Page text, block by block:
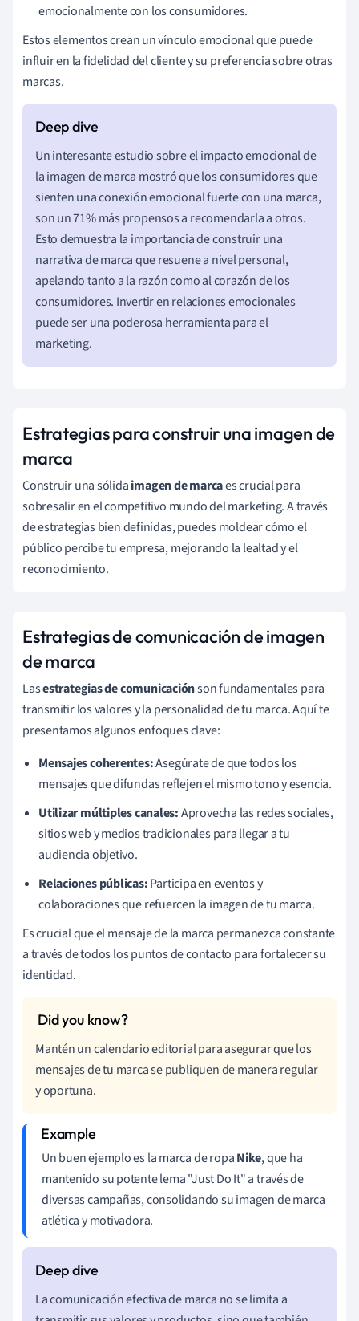
emocionalmente con los consumidores.
Estos elementos crean un vínculo emocional que puede
influir en la fidelidad del cliente y su preferencia sobre otras
marcas.
Un interesante estudio sobre el impacto emocional de
la imagen de marca mostró que los consumidores que
sienten una conexión emocional fuerte con una marca,
son un 71% más propensos a recomendarla a otros.
Esto demuestra la importancia de construir una
narrativa de marca que resuene a nivel personal,
apelando tanto a la razón como al corazón de los
consumidores. Invertir en relaciones emocionales
puede ser una poderosa herramienta para el
marketing.
Estrategias para construir una imagen de
marca
Construir una sólidaimagen de marcaes crucial para
sobresalir en el competitivo mundo del marketing. A través
de estrategias bien definidas, puedes moldear cómo el
público percibe tu empresa, mejorando la lealtad y el
reconocimiento.
Estrategias de comunicación de imagen
de marca
Lasestrategias de comunicaciónson fundamentales para
transmitir los valores y la personalidad de tu marca. Aquí te
presentamos algunos enfoques clave:
Mensajes coherentes:Asegúrate de que todos los
mensajes que difundas reflejen el mismo tono y esencia.
Utilizar múltiples canales:Aprovecha las redes sociales,
sitios web y medios tradicionales para llegar a tu
audiencia objetivo.
Relaciones públicas:Participa en eventos y
colaboraciones que refuercen la imagen de tu marca.
Es crucial que el mensaje de la marca permanezca constante
a través de todos los puntos de contacto para fortalecer su
identidad.
Mantén un calendario editorial para asegurar que los
mensajes de tu marca se publiquen de manera regular
y oportuna.
Un buen ejemplo es la marca de ropaNike, que ha
mantenido su potente lema "Just Do It" a través de
diversas campañas, consolidando su imagen de marca
atlética y motivadora.
La comunicación efectiva de marca no se limita a